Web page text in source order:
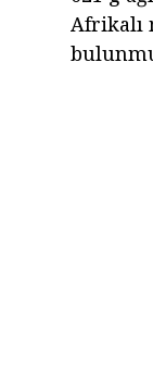
Afrikalı